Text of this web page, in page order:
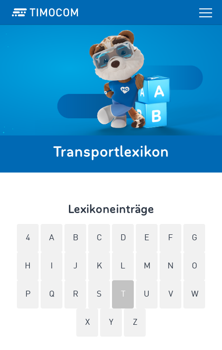
Transportlexikon
Lexikoneinträge
4 A B C D E F G
H J K L M N O
P Q R S U V W
X Y Z